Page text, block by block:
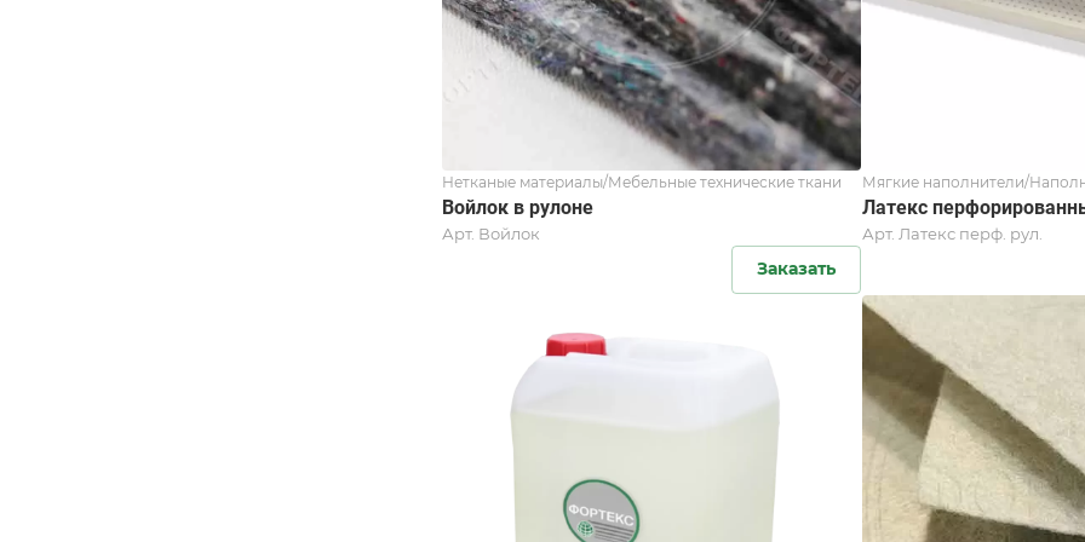
Нетканые материалы/Мебельные технические ткани
Войлок в рулоне
Арт. Войлок
Заказать
Мягкие наполнители/
Латекс
Арт. Латекс перф. рул.